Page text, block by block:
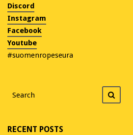
Discord
Instagram
Facebook
Youtube
#suomenropeseura
for
RECENT POSTS